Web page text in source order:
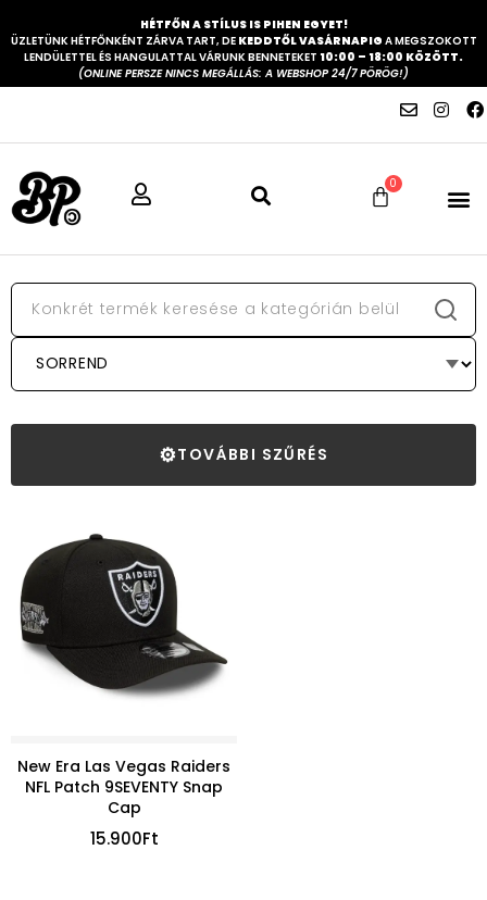
HÉTFŐN A STÍLUS IS PIHEN EGYET!
ÜZLETÜNK HÉTFŐNKÉNT ZÁRVA TART, DE KEDDTŐL VASÁRNAPIG A MEGSZOKOTT
LENDÜLETTEL ÉS HANGULATTAL VÁRUNK BENNETEKET 10:00 – 18:00 KÖZÖTT.
(ONLINE PERSZE NINCS MEGÁLLÁS: A WEBSHOP 24/7 PÖRÖG!)
0
⚙TOVÁBBI SZŰRÉS
New Era Las Vegas Raiders
NFL Patch 9SEVENTY Snap
Cap
15.900Ft